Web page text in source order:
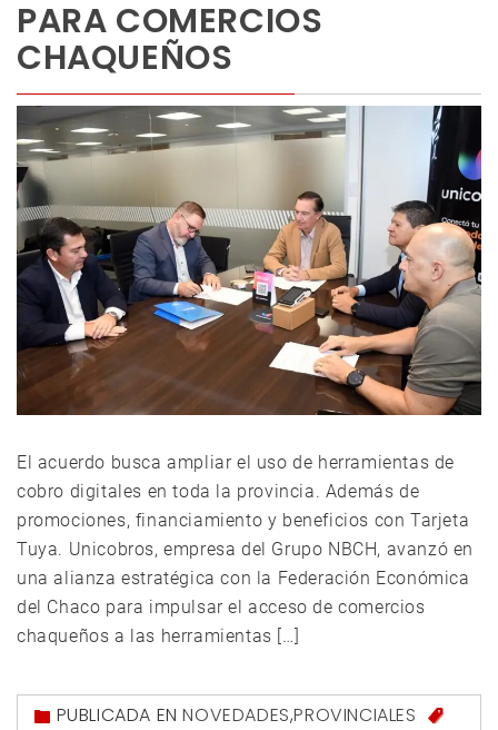
PARA COMERCIOS
CHAQUEÑOS
El acuerdo busca ampliar el uso de herramientas de
cobro digitales en toda la provincia. Además de
promociones, financiamiento y beneficios con Tarjeta
Tuya. Unicobros, empresa del Grupo NBCH, avanzó en
una alianza estratégica con la Federación Económica
del Chaco para impulsar el acceso de comercios
chaqueños a las herramientas […]
PUBLICADA ENNOVEDADES,PROVINCIALES